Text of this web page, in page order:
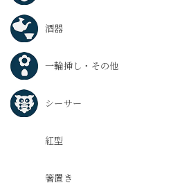
酒器
一輪挿し・その他
シーサー
紅型
箸置き